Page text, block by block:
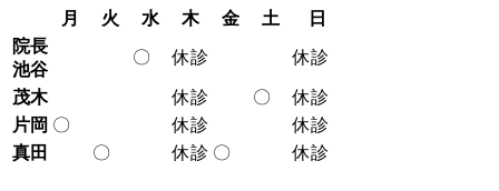
月 火 水 木 金 土
日
院長
池谷
〇 休診 休診
茂木 休診 〇
休診
片岡 〇 休診
休診
真田
〇 休診 〇 休診